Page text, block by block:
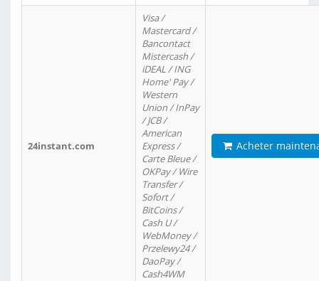
24instant.com
Visa /
Mastercard /
Bancontact
Mistercash /
iDEAL / ING
Home' Pay /
Western
Union / InPay
/ JCB /
American
Express /
Carte Bleue /
OKPay / Wire
Transfer /
Sofort /
BitCoins /
Cash U /
WebMoney /
Przelewy24 /
DaoPay /
Cash4WM
Acheter